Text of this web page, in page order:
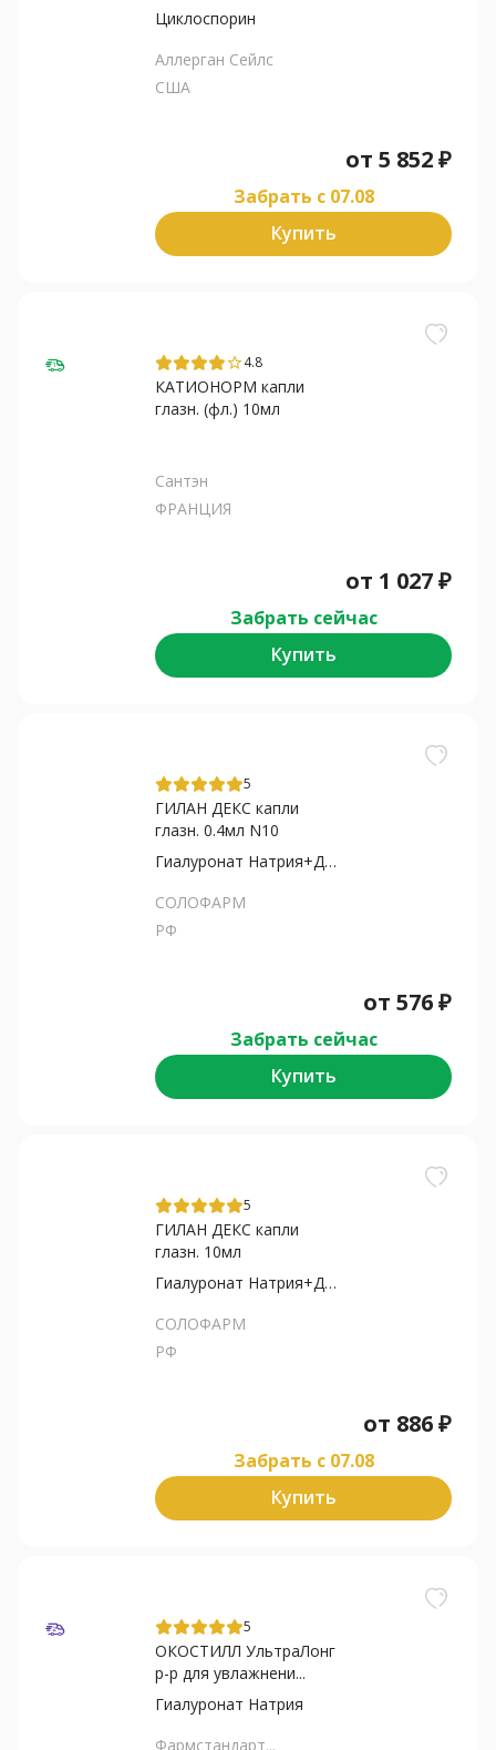
Циклоспорин
Аллерган Сейлс
США
от 5 852₽
Забрать c 07.08
Купить
star_border4.8
КАТИОНОРМ капли
глазн. (фл.) 10мл
Сантэн
ФРАНЦИЯ
от 1 027₽
Забрать сейчас
Купить
5
ГИЛАН ДЕКС капли
глазн. 0.4мл N10
Гиалуронат Натрия+Декспантенол
СОЛОФАРМ
РФ
от 576₽
Забрать сейчас
Купить
5
ГИЛАН ДЕКС капли
глазн. 10мл
Гиалуронат Натрия+Декспантенол
СОЛОФАРМ
РФ
от 886₽
Забрать c 07.08
Купить
5
ОКОСТИЛЛ УльтраЛонг
р-р для увлажнени...
Гиалуронат Натрия
Фармстандарт...